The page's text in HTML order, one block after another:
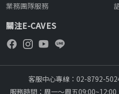
業務團隊服務
關注E-CAVES
客服中心專線：02-8792-
服務時間：周一～周五09:00~12:00